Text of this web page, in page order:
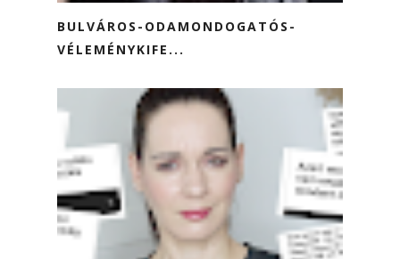
BULVÁROS-ODAMONDOGATÓS-
VÉLEMÉNYKIFE...